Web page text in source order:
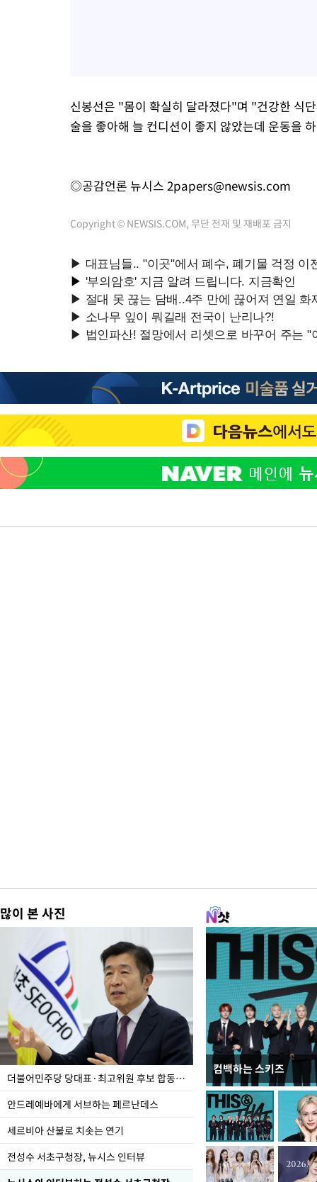
신봉선은 "몸이 확실히 달라졌다"며 "건강한 식
술을 좋아해 늘 컨디션이 좋지 않았는데 운동을
◎공감언론 뉴시스 2papers@newsis.com
Copyright © NEWSIS.COM, 무단 전재 및 재배포 금지
많이 본 사진
더불어민주당 당대표·최고위원 후보 합동연설회
안드레예바에게 서브하는 페르난데스
세르비아 산불로 치솟는 연기
전성수 서초구청장, 뉴시스 인터뷰
컴백하는 스키즈
이 대통령, 국가폭력
가 책임지고 치유"